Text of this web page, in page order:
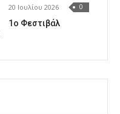
20 Ιουλίου 2026 0
1o Φεστιβάλ